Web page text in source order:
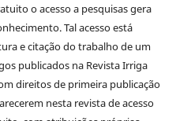
o acesso a pesquisas gera
Tal acesso está
e citação do trabalho de um
publicados na Revista Irriga
direitos de primeira publicação
nesta revista de acesso